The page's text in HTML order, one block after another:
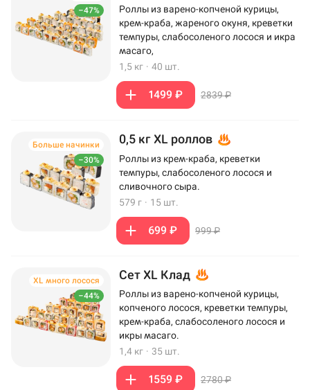
–47%
Роллы из варено-копченой курицы,
крем-краба, жареного окуня, креветки
темпуры, слабосоленого лосося и икра
масаго,
1,5 кг · 40 шт.
1499 ₽ 2839 ₽
–30%
Больше начинки 0,5 кг XL роллов
Роллы из крем-краба, креветки
темпуры, слабосоленого лосося и
сливочного сыра.
579 г · 15 шт.
699 ₽ 999 ₽
–44%
XL много лосося Сет XL Клад
Роллы из варено-копченой курицы,
копченого лосося, креветки темпуры,
крем-краба, слабосоленого лосося и
икры масаго.
1,4 кг · 35 шт.
1559 ₽ 2780 ₽